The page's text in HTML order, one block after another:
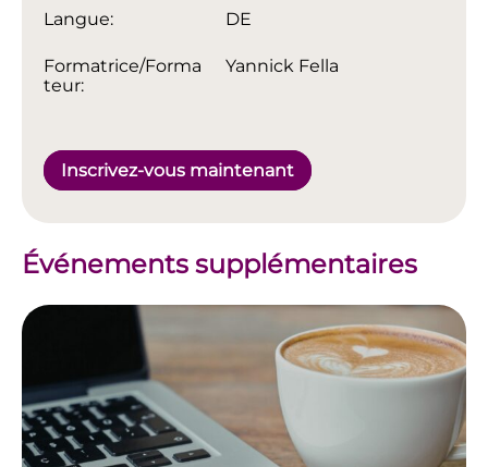
Langue: DE
Formatrice/Forma
teur:
Yannick Fella
Inscrivez-vous maintenant
Événements supplémentaires